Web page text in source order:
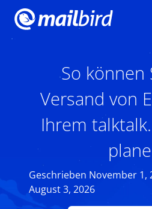
So können
Versand von
Ihrem
Geschrieben November 1,
August 3, 2026